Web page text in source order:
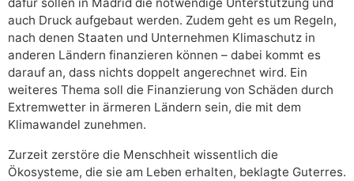
auch Druck aufgebaut werden. Zudem geht es um Regeln,
nach denen Staaten und Unternehmen Klimaschutz in
anderen Ländern finanzieren können – dabei kommt es
darauf an, dass nichts doppelt angerechnet wird. Ein
weiteres Thema soll die Finanzierung von Schäden durch
Extremwetter in ärmeren Ländern sein, die mit dem
Klimawandel zunehmen.
Zurzeit zerstöre die Menschheit wissentlich die
Ökosysteme, die sie am Leben erhalten, beklagte Guterres.